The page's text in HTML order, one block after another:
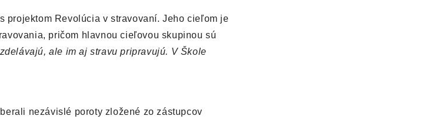
s projektom Revolúcia v stravovaní. Jeho cieľom je
pričom hlavnou cieľovou skupinou sú
ale im aj stravu pripravujú. V Škole
nezávislé poroty zložené zo zástupcov